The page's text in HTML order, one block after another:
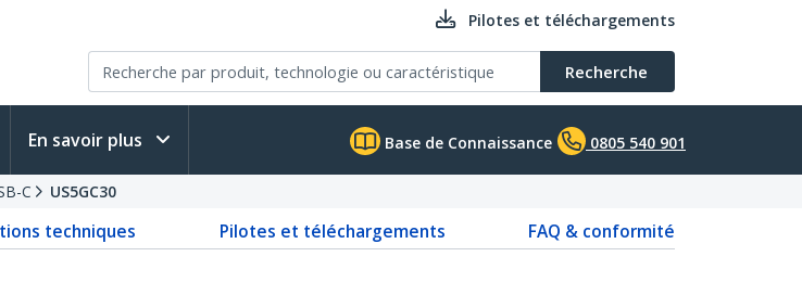
Pilotes et téléchargements
Recherche
En savoir plus Base de Connaissance 0805 540 901
C US5GC30
techniques Pilotes et téléchargements
FAQ & conformité